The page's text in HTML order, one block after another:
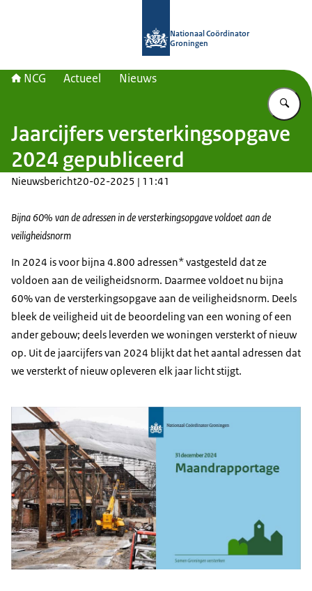
Nationaal Coördinator
Groningen
NCG Actueel Nieuws
Jaarcijfers versterkingsopgave
2024 gepubliceerd
Nieuwsbericht20-02-2025 | 11:41
Bijna 60% van de adressen in de versterkingsopgave voldoet aan de
veiligheidsnorm
In 2024 is voor bijna 4.800 adressen* vastgesteld dat ze
voldoen aan de veiligheidsnorm. Daarmee voldoet nu bijna
60% van de versterkingsopgave aan de veiligheidsnorm. Deels
bleek de veiligheid uit de beoordeling van een woning of een
ander gebouw; deels leverden we woningen versterkt of nieuw
op. Uit de jaarcijfers van 2024 blijkt dat het aantal adressen dat
we versterkt of nieuw opleveren elk jaar licht stijgt.